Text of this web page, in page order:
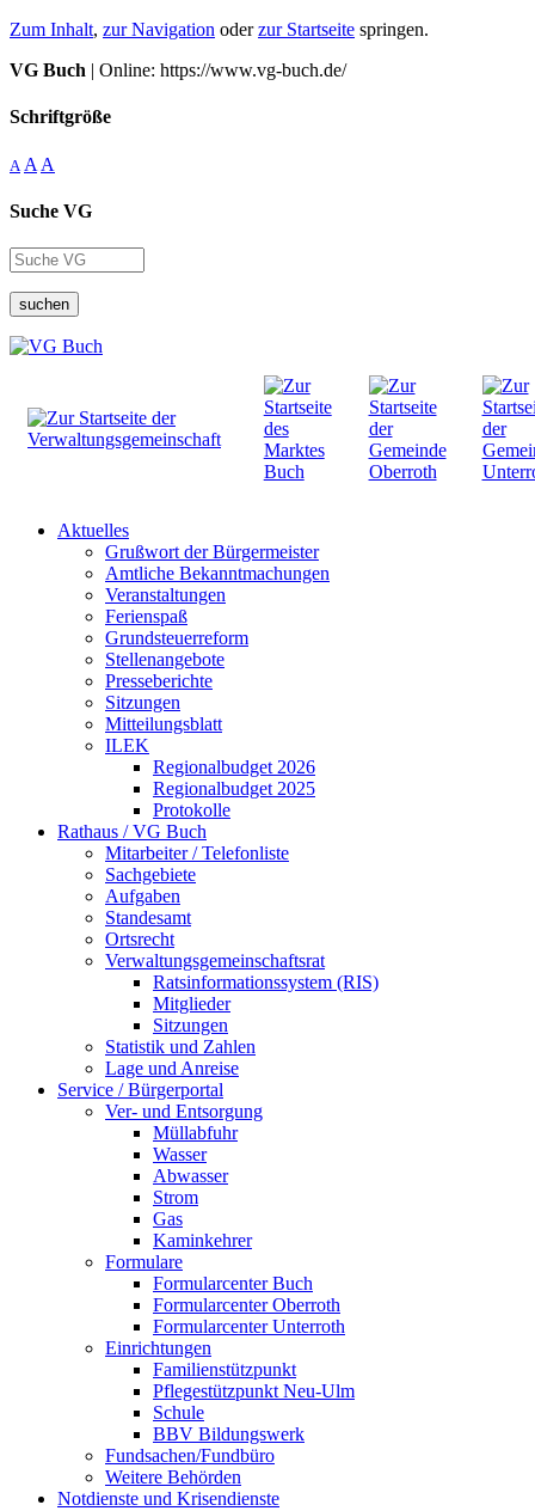
Zum Inhalt, zur Navigation oderzur Startseite springen.
VG Buch | Online: https://www.vg-buch.de/
Schriftgröße
A A A
Suche VG
suchen
Aktuelles
Grußwort der Bürgermeister
Amtliche Bekanntmachungen
Veranstaltungen
Ferienspaß
Grundsteuerreform
Stellenangebote
Presseberichte
Sitzungen
Mitteilungsblatt
ILEK
Regionalbudget 2026
Regionalbudget 2025
Protokolle
Rathaus / VG Buch
Mitarbeiter / Telefonliste
Sachgebiete
Aufgaben
Standesamt
Ortsrecht
Verwaltungsgemeinschaftsrat
Ratsinformationssystem (RIS)
Mitglieder
Sitzungen
Statistik und Zahlen
Lage und Anreise
Service / Bürgerportal
Ver- und Entsorgung
Müllabfuhr
Wasser
Abwasser
Strom
Gas
Kaminkehrer
Formulare
Formularcenter Buch
Formularcenter Oberroth
Formularcenter Unterroth
Einrichtungen
Familienstützpunkt
Pflegestützpunkt Neu-Ulm
Schule
BBV Bildungswerk
Fundsachen/Fundbüro
Weitere Behörden
Notdienste und Krisendienste